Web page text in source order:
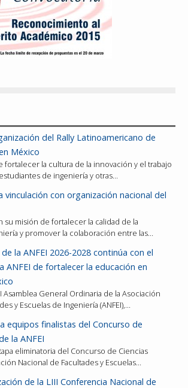
del Rally Latinoamericano de
México
fortalecer la cultura de la innovación y el trabajo
de ingeniería y otras…
vinculación con organización nacional del
su misión de fortalecer la calidad de la
y promover la colaboración entre las…
la ANFEI 2026-2028 continúa con el
ANFEI de fortalecer la educación en
Asamblea General Ordinaria de la Asociación
y Escuelas de Ingeniería (ANFEI),…
equipos finalistas del Concurso de
la ANFEI
eliminatoria del Concurso de Ciencias
Nacional de Facultades y Escuelas…
de la LIII Conferencia Nacional de